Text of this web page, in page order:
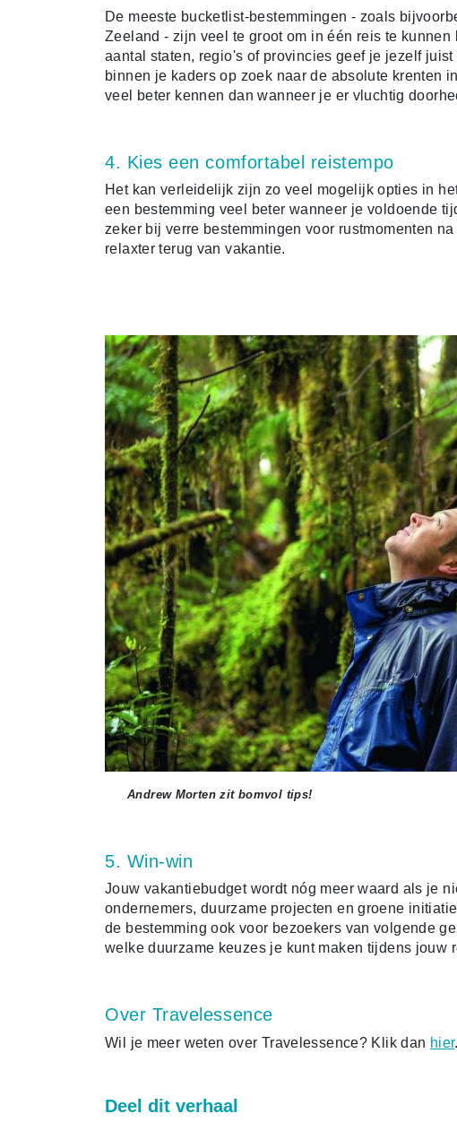
De meeste bucketlist-bestemmingen - zoals
Zeeland - zijn veel te groot om in één reis te
aantal staten, regio's of provincies geef je jezelf
binnen je kaders op zoek naar de absolute krenten
veel beter kennen dan wanneer je er vluchtig
4. Kies een comfortabel reistempo
Het kan verleidelijk zijn zo veel mogelijk opties in
een bestemming veel beter wanneer je voldoende
zeker bij verre bestemmingen voor rustmomenten
relaxter terug van vakantie.
Andrew Morten zit bomvol tips!
5. Win-win
Jouw vakantiebudget wordt nóg meer waard als je
ondernemers, duurzame projecten en groene
de bestemming ook voor bezoekers van volgende
welke duurzame keuzes je kunt maken tijdens jouw
Over Travelessence
Wil je meer weten over Travelessence? Klik dan hier.
Deel dit verhaal